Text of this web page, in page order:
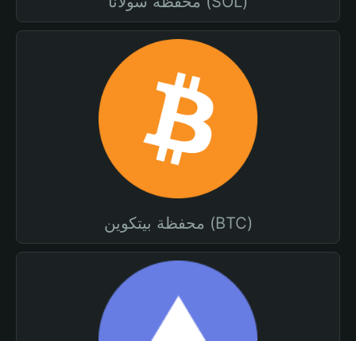
محفظة بيتكوين (BTC)